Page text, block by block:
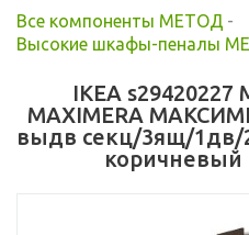
Все компоненты МЕТОД -
Высокие шкафы-пеналы
IKEA
MAXIMERA
выдв секц/3ящ/1дв/
коричневый